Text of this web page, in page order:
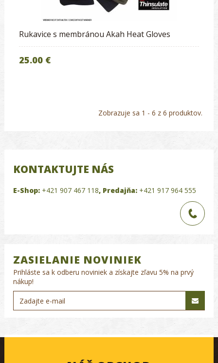
Rukavice s membránou Akah Heat Gloves
25.00 €
Zobrazuje sa 1 - 6 z 6 produktov.
KONTAKTUJTE NÁS
E-Shop: +421 907 467 118, Predajňa: +421 917 964 555
ZASIELANIE NOVINIEK
Prihláste sa k odberu noviniek a získajte zľavu 5% na prvý
nákup!